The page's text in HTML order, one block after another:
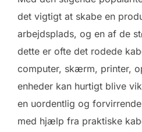
det vigtigt at skabe en
arbejdsplads, og en af de
dette er ofte det rodede
computer, skærm, printer,
enheder kan hurtigt blive
en uordentlig og
med hjælp fra praktiske